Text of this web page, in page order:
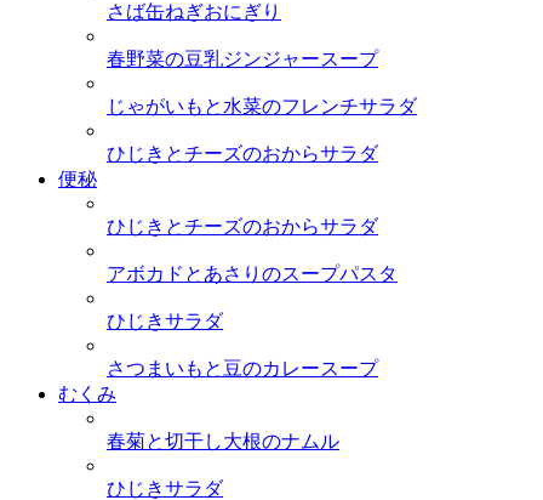
さば缶ねぎおにぎり
春野菜の豆乳ジンジャースープ
じゃがいもと水菜のフレンチサラダ
ひじきとチーズのおからサラダ
便秘
ひじきとチーズのおからサラダ
アボカドとあさりのスープパスタ
ひじきサラダ
さつまいもと豆のカレースープ
むくみ
春菊と切干し大根のナムル
ひじきサラダ